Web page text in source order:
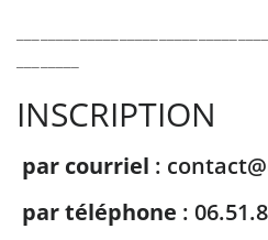
INSCRIPTION
par courriel :
par téléphone :